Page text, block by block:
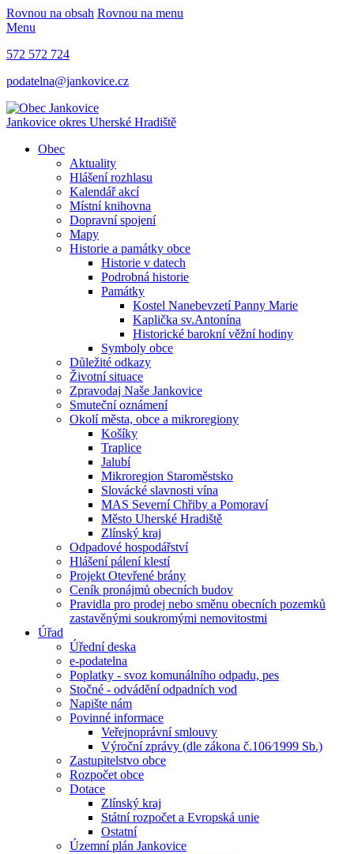
Rovnou na obsah Rovnou na menu
Menu
572 572 724
podatelna@jankovice.cz
Jankovice okres Uherské Hradiště
Obec
Aktuality
Hlášení rozhlasu
Kalendář akcí
Místní knihovna
Dopravní spojení
Mapy
Historie a památky obce
Historie v datech
Podrobná historie
Památky
Kostel Nanebevzetí Panny Marie
Kaplička sv.Antonína
Historické barokní věžní hodiny
Symboly obce
Důležité odkazy
Životní situace
Zpravodaj Naše Jankovice
Smuteční oznámení
Okolí města, obce a mikroregiony
Košíky
Traplice
Jalubí
Mikroregion Staroměstsko
Slovácké slavnosti vína
MAS Severní Chřiby a Pomoraví
Město Uherské Hradiště
Zlínský kraj
Odpadové hospodářství
Hlášení pálení klestí
Projekt Otevřené brány
Ceník pronájmů obecních budov
Pravidla pro prodej nebo směnu obecních pozemků
zastavěnými soukromými nemovitostmi
Úřad
Úřední deska
e-podatelna
Poplatky - svoz komunálního odpadu, pes
Stočné - odvádění odpadních vod
Napište nám
Povinné informace
Veřejnoprávní smlouvy
Výroční zprávy (dle zákona č.106⁄1999 Sb.)
Zastupitelstvo obce
Rozpočet obce
Dotace
Zlínský kraj
Státní rozpočet a Evropská unie
Ostatní
Územní plán Jankovice